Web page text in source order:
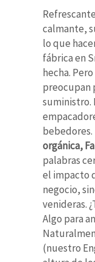
calmante,
lo que
fábrica en
hecha.
preocupan
suministro.
bebedores.
orgánica,
palabras
el impacto
negocio,
venideras.
Algo para
(nuestro